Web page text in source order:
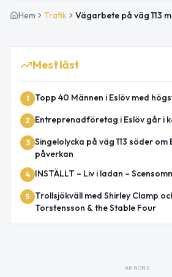
Hem Trafik
Mest läst
1 Topp 40 Männen i Eslöv med
2 Entreprenadföretag i Eslöv går i
3 Singelolycka på väg 113 söder
påverkan
4 INSTÄLLT – Liv i ladan –
5
Trollsjökväll med Shirley Clamp
Torstensson & the Stable Four
ANNONS